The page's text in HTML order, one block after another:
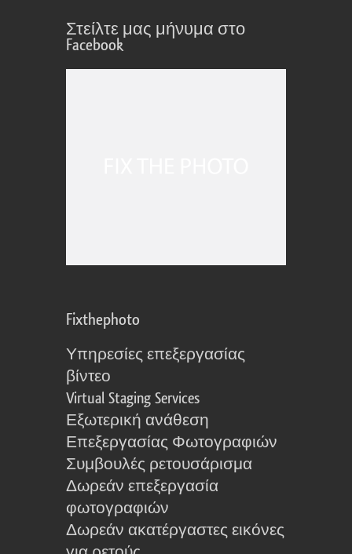
Στείλτε μας μήνυμα στο
Facebook
Fixthephoto
Υπηρεσίες επεξεργασίας
βίντεο
Virtual Staging Services
Εξωτερική ανάθεση
Επεξεργασίας Φωτογραφιών
Συμβουλές ρετουσάρισμα
Δωρεάν επεξεργασία
φωτογραφιών
Δωρεάν ακατέργαστες εικόνες